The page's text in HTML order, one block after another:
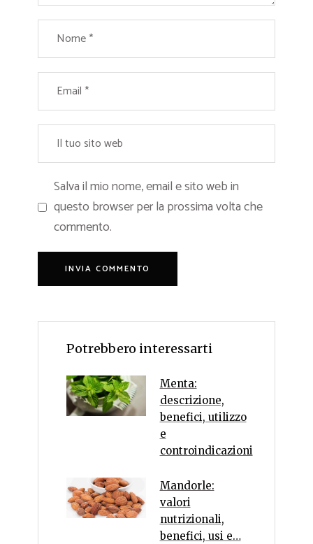
Salva il mio nome, email e sito web in
questo browser per la prossima volta che
commento.
Potrebbero interessarti
Menta:
descrizione,
benefici, utilizzo
e
controindicazioni
Mandorle:
valori
nutrizionali,
benefici, usi e…